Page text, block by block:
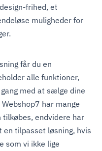
frihed, et
muligheder for
får du en
alle funktioner,
med at sælge dine
har mange
tilkøbes, endvidere har
tilpasset løsning, hvis
som vi ikke lige